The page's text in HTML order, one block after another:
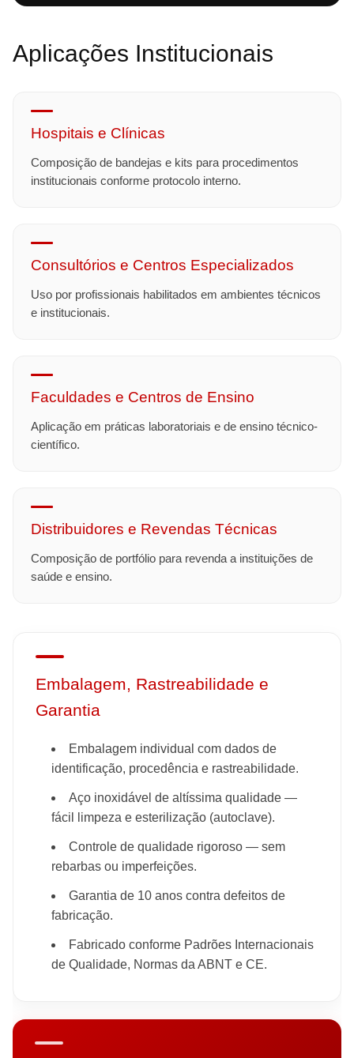
Aplicações Institucionais
Hospitais e Clínicas
Composição de bandejas e kits para procedimentos
institucionais conforme protocolo interno.
Consultórios e Centros Especializados
Uso por profissionais habilitados em ambientes técnicos
e institucionais.
Faculdades e Centros de Ensino
Aplicação em práticas laboratoriais e de ensino técnico-
científico.
Distribuidores e Revendas Técnicas
Composição de portfólio para revenda a instituições de
saúde e ensino.
Embalagem, Rastreabilidade e
Garantia
Embalagem individual com dados de
identificação, procedência e rastreabilidade.
Aço inoxidável de altíssima qualidade —
fácil limpeza e esterilização (autoclave).
Controle de qualidade rigoroso — sem
rebarbas ou imperfeições.
Garantia de 10 anos contra defeitos de
fabricação.
Fabricado conforme Padrões Internacionais
de Qualidade, Normas da ABNT e CE.